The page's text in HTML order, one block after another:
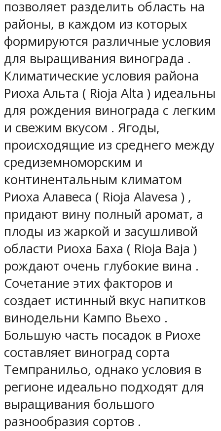
позволяет разделить область на
районы, в каждом из которых
формируются различные условия
для выращивания винограда .
Климатические условия района
Риоха Альта ( Rioja Alta ) идеальны
для рождения винограда с легким
и свежим вкусом . Ягоды,
происходящие из среднего между
средиземноморским и
континентальным климатом
Риоха Алавеса ( Rioja Alavesa ) ,
придают вину полный аромат, а
плоды из жаркой и засушливой
области Риоха Баха ( Rioja Baja )
рождают очень глубокие вина .
Сочетание этих факторов и
создает истинный вкус напитков
винодельни Кампо Вьехо .
Большую часть посадок в Риохе
составляет виноград сорта
Темпранильо, однако условия в
регионе идеально подходят для
выращивания большого
разнообразия сортов .